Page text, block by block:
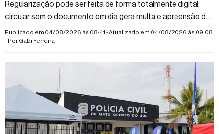
Regularização pode ser feita de forma totalmente digital;
circular sem o documento em dia gera multa e apreensão do
veículo
Publicado em 04/08/2026 às 08:41 - Atualizado em 04/08/2026 às 09:08
- PorGabi Ferreira